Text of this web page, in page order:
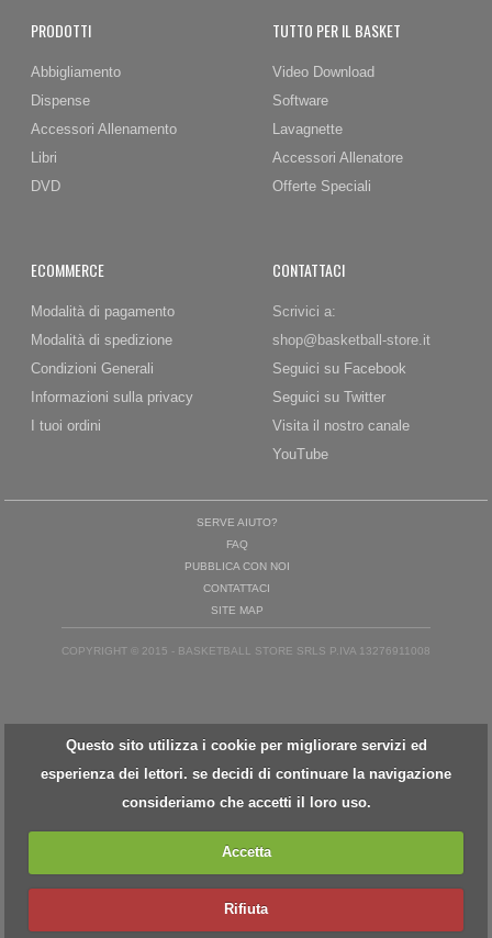
PRODOTTI
Abbigliamento
Dispense
Accessori Allenamento
Libri
DVD
TUTTO PER IL BASKET
Video Download
Software
Lavagnette
Accessori Allenatore
Offerte Speciali
ECOMMERCE
Modalità di pagamento
Modalità di spedizione
Condizioni Generali
Informazioni sulla privacy
I tuoi ordini
CONTATTACI
Scrivici a:
shop@basketball-store.it
Seguici su Facebook
Seguici su Twitter
Visita il nostro canale
YouTube
SERVE AIUTO?
FAQ
PUBBLICA CON NOI
CONTATTACI
SITE MAP
COPYRIGHT © 2015 - BASKETBALL STORE SRLS P.IVA 13276911008
Questo sito utilizza i cookie per migliorare servizi ed
esperienza dei lettori. se decidi di continuare la navigazione
consideriamo che accetti il loro uso.
Accetta
Rifiuta